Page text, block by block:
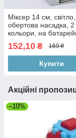
Міксер 14 см, світло,
обертова насадка, 2
кольори, на
152,10 ₴ 169 ₴
Купити
Акційні
–10%